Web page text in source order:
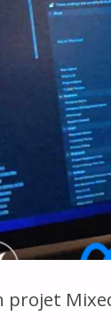
AVEC
L’IA
ET
LE
FAIRE
projet